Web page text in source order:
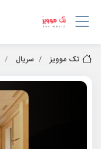
تک موویز سریال